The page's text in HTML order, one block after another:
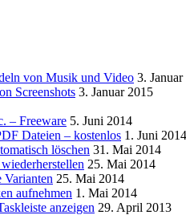
von Musik und Video 3.
Screenshots 3. Januar 2015
– Freeware 5. Juni 2014
Dateien – kostenlos 1. Juni 2014
löschen 31. Mai 2014
25. Mai 2014
25. Mai 2014
aufnehmen 1. Mai 2014
anzeigen 29. April 2013